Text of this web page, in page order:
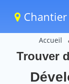
Accueil
Trouver